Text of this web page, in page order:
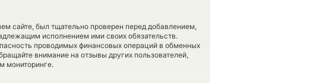
сайте, был тщательно проверен перед добавлением,
исполнением ими своих обязательств.
проводимых финансовых операций в обменных
внимание на отзывы других пользователей,
мониторинге.